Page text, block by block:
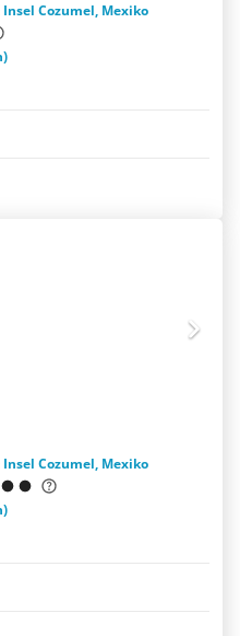
Cozumel, Mexiko
Cozumel, Mexiko